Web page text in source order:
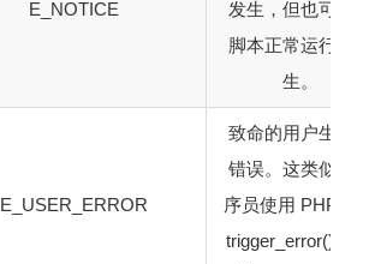
E_NOTICE
发生，但也可能
脚本正常运行时
生。
E_USER_ERROR
致命的用户生成
错误。这类似于
序员使用 PHP 函
trigger_error() 设